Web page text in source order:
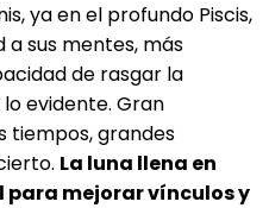
ya en el profundo Piscis,
sus mentes, más
de rasgar la
evidente. Gran
tiempos, grandes
La luna llena en
mejorar vínculos y